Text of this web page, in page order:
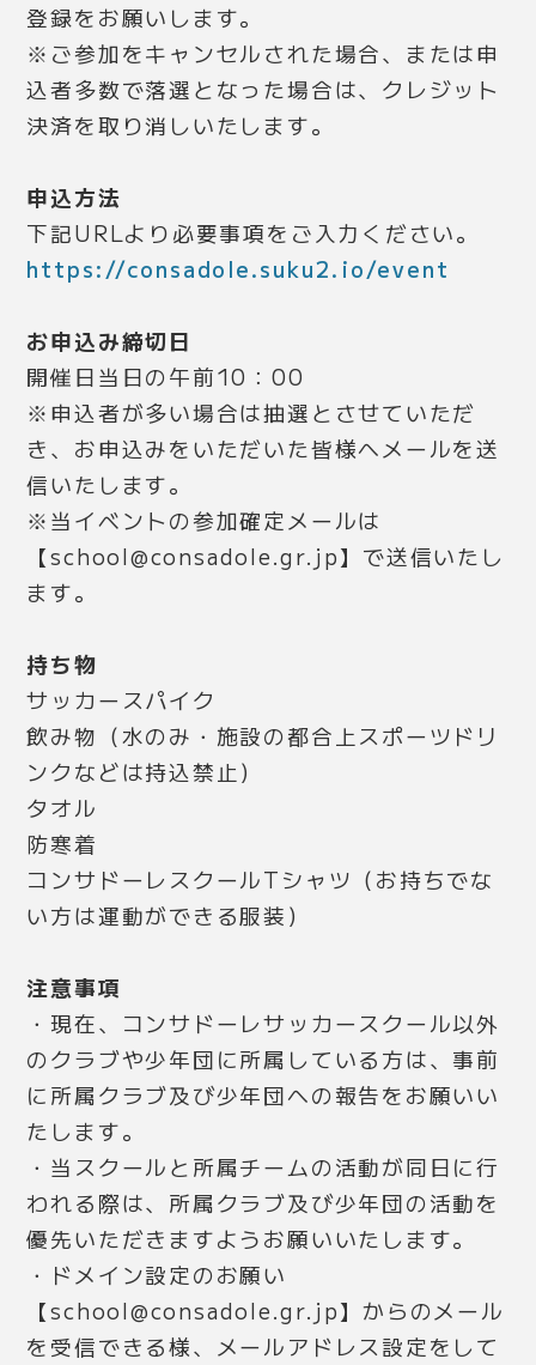
登録をお願いします。
※ご参加をキャンセルされた場合、または申
込者多数で落選となった場合は、クレジット
決済を取り消しいたします。
申込方法
下記URLより必要事項をご入力ください。
https://consadole.suku2.io/event
お申込み締切日
開催日当日の午前10：00
※申込者が多い場合は抽選とさせていただ
き、お申込みをいただいた皆様へメールを送
信いたします。
※当イベントの参加確定メールは
【school@consadole.gr.jp】で送信いたし
ます。
持ち物
サッカースパイク
飲み物（水のみ・施設の都合上スポーツドリ
ンクなどは持込禁止）
タオル
防寒着
コンサドーレスクールTシャツ（お持ちでな
い方は運動ができる服装）
注意事項
・現在、コンサドーレサッカースクール以外
のクラブや少年団に所属している方は、事前
に所属クラブ及び少年団への報告をお願いい
たします。
・当スクールと所属チームの活動が同日に行
われる際は、所属クラブ及び少年団の活動を
優先いただきますようお願いいたします。
・ドメイン設定のお願い
【school@consadole.gr.jp】からのメール
を受信できる様、メールアドレス設定をして